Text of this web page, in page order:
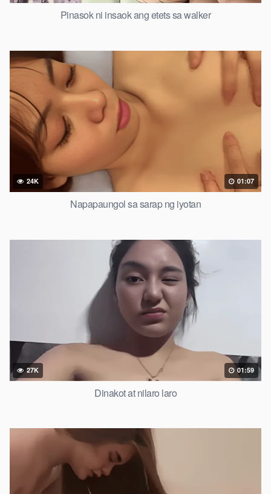
Pinasok ni insaok ang etets sa walker
24K 01:07
Napapaungol sa sarap ng iyotan
27K 01:59
Dinakot at nilaro laro